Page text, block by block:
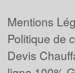
Mentions
Politique de
Devis